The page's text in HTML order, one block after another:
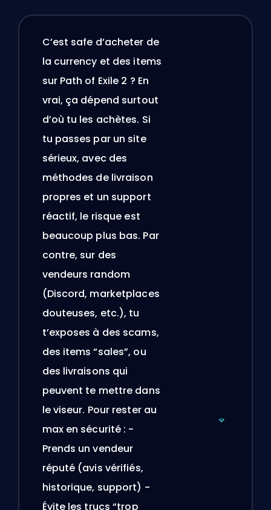
C’est safe d’acheter de
la currency et des items
sur Path of Exile 2 ? En
vrai, ça dépend surtout
d’où tu les achètes. Si
tu passes par un site
sérieux, avec des
méthodes de livraison
propres et un support
réactif, le risque est
beaucoup plus bas. Par
contre, sur des
vendeurs random
(Discord, marketplaces
douteuses, etc.), tu
t’exposes à des scams,
des items “sales”, ou
des livraisons qui
peuvent te mettre dans
le viseur. Pour rester au
max en sécurité : -
Prends un vendeur
réputé (avis vérifiés,
historique, support) -
Évite les trucs “trop